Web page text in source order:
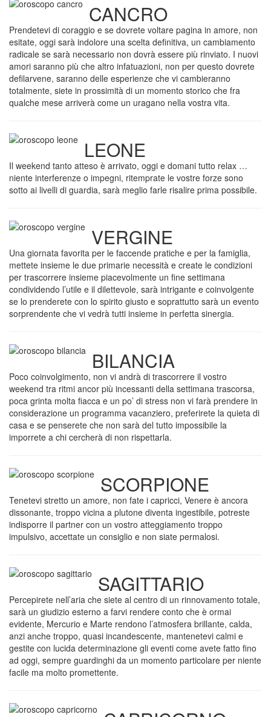
CANCRO
Prendetevi di coraggio e se dovrete voltare pagina in amore, non
esitate, oggi sarà indolore una scelta definitiva, un cambiamento
radicale se sarà necessario non dovrà essere più rinviato. I nuovi
amori saranno più che altro infatuazioni, non per questo dovrete
defilarvene, saranno delle esperienze che vi cambieranno
totalmente, siete in prossimità di un momento storico che fra
qualche mese arriverà come un uragano nella vostra vita.
LEONE
Il weekend tanto atteso è arrivato, oggi e domani tutto relax …
niente interferenze o impegni, ritemprate le vostre forze sono
sotto ai livelli di guardia, sarà meglio farle risalire prima possibile.
VERGINE
Una giornata favorita per le faccende pratiche e per la famiglia,
mettete insieme le due primarie necessità e create le condizioni
per trascorrere insieme piacevolmente un fine settimana
condividendo l’utile e il dilettevole, sarà intrigante e coinvolgente
se lo prenderete con lo spirito giusto e soprattutto sarà un evento
sorprendente che vi vedrà tutti insieme in perfetta sinergia.
BILANCIA
Poco coinvolgimento, non vi andrà di trascorrere il vostro
weekend tra ritmi ancor più incessanti della settimana trascorsa,
poca grinta molta fiacca e un po’ di stress non vi farà prendere in
considerazione un programma vacanziero, preferirete la quieta di
casa e se penserete che non sarà del tutto impossibile la
imporrete a chi cercherà di non rispettarla.
SCORPIONE
Tenetevi stretto un amore, non fate i capricci, Venere è ancora
dissonante, troppo vicina a plutone diventa ingestibile, potreste
indisporre il partner con un vostro atteggiamento troppo
impulsivo, accettate un consiglio e non siate permalosi.
SAGITTARIO
Percepirete nell’aria che siete al centro di un rinnovamento totale,
sarà un giudizio esterno a farvi rendere conto che è ormai
evidente, Mercurio e Marte rendono l’atmosfera brillante, calda,
anzi anche troppo, quasi incandescente, mantenetevi calmi e
gestite con lucida determinazione gli eventi come avete fatto fino
ad oggi, sempre guardinghi da un momento particolare per niente
facile ma molto promettente.